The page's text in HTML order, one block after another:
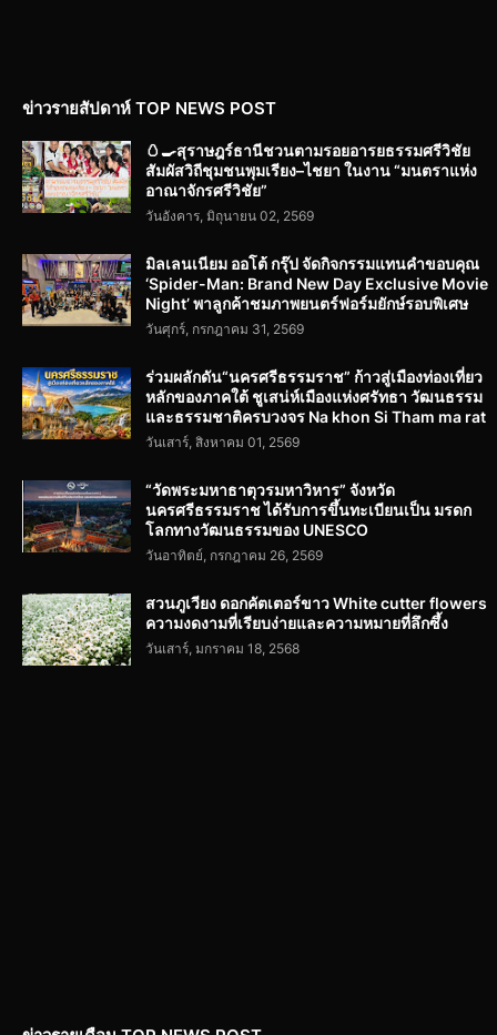
ข่าวรายสัปดาห์ TOP NEWS POST
🥚🍳สุราษฎร์ธานีชวนตามรอยอารยธรรมศรีวิชัย
สัมผัสวิถีชุมชนพุมเรียง–ไชยา ในงาน “มนตราแห่ง
อาณาจักรศรีวิชัย”
วันอังคาร, มิถุนายน 02, 2569
มิลเลนเนียม ออโต้ กรุ๊ป จัดกิจกรรมแทนคำขอบคุณ
‘Spider-Man: Brand New Day Exclusive Movie
Night’ พาลูกค้าชมภาพยนตร์ฟอร์มยักษ์รอบพิเศษ
วันศุกร์, กรกฎาคม 31, 2569
ร่วมผลักดัน“นครศรีธรรมราช” ก้าวสู่เมืองท่องเที่ยว
หลักของภาคใต้ ชูเสน่ห์เมืองแห่งศรัทธา วัฒนธรรม
และธรรมชาติครบวงจร Na khon Si Tham ma rat
วันเสาร์, สิงหาคม 01, 2569
“วัดพระมหาธาตุวรมหาวิหาร” จังหวัด
นครศรีธรรมราช ได้รับการขึ้นทะเบียนเป็น มรดก
โลกทางวัฒนธรรมของ UNESCO
วันอาทิตย์, กรกฎาคม 26, 2569
สวนภูเวียง ดอกคัตเตอร์ขาว White cutter flowers
ความงดงามที่เรียบง่ายและความหมายที่ลึกซึ้ง
วันเสาร์, มกราคม 18, 2568